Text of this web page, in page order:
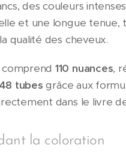
des couleurs
et une longue tenue,
qualité des cheveux.
comprend 110 nuances,
48 tubes grâce aux
dans le livre
la coloration